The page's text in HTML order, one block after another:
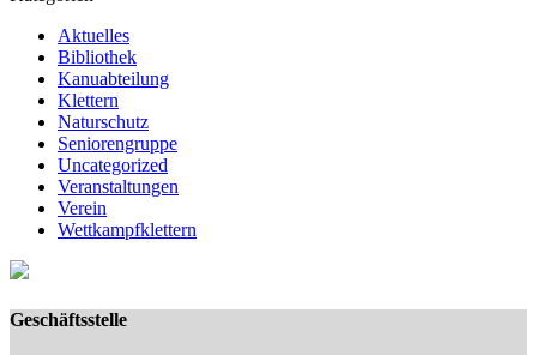
Aktuelles
Bibliothek
Kanuabteilung
Klettern
Naturschutz
Seniorengruppe
Uncategorized
Veranstaltungen
Verein
Wettkampfklettern
Geschäftsstelle